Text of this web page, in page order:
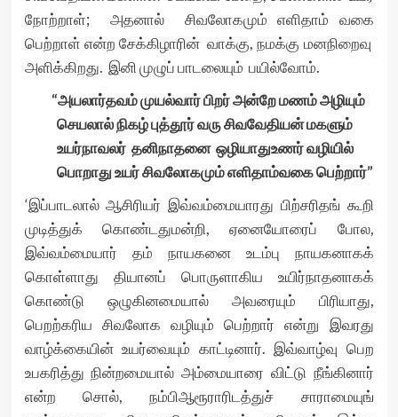
நோற்றாள்; அதனால் சிவலோகமும் எளிதாம் வகை
பெற்றாள் என்ற சேக்கிழாரின் வாக்கு, நமக்கு மனநிறைவு
அளிக்கிறது. இனி முழுப் பாடலையும் பயில்வோம்.
“அயலார்தவம் முயல்வார் பிறர் அன்றே மணம் அழியும்
செயலால் நிகழ் புத்தூர் வரு சிவவேதியன் மகளும்
உயர்நாவலர் தனிநாதனை ஒழியாதுஉணர் வழியில்
பொறாது உயர் சிவலோகமும் எளிதாம்வகை பெற்றார்”
‘இப்பாடலால் ஆசிரியர் இவ்வம்மையாரது பிற்சரிதங் கூறி
முடித்துக் கொண்டதுமன்றி, ஏனையோரைப் போல,
இவ்வம்மையார் தம் நாயகனை உடம்பு நாயகனாகக்
கொள்ளாது தியானப் பொருளாகிய உயிர்நாதனாகக்
கொண்டு ஒழுகினமையால் அவரையும் பிரியாது,
பெறற்கரிய சிவலோக வழியும் பெற்றார் என்று இவரது
வாழ்க்கையின் உயர்வையும் காட்டினார். இவ்வாழ்வு பெற
உபகரித்து நின்றமையால் அம்மையாரை விட்டு நீங்கினார்
என்ற சொல், நம்பிஆரூராரிடத்துச் சாராமையுங்